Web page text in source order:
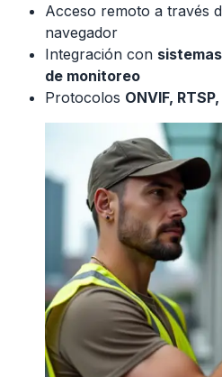
Acceso remoto a través
navegador
Integración con
de monitoreo
Protocolos ONVIF,